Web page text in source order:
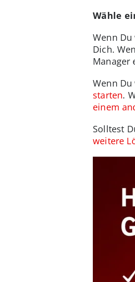
Wähle
Wenn
Dich.
Manager
Wenn
starten.
einem
Solltest
weitere